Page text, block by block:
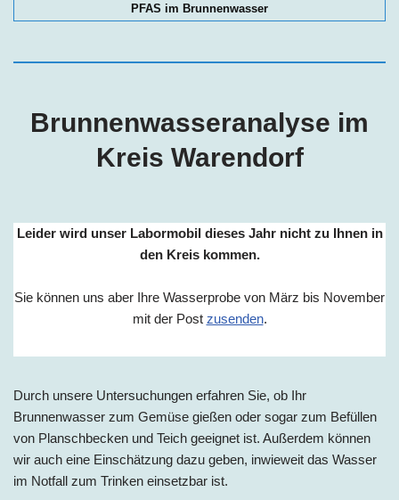
PFAS im Brunnenwasser
Brunnenwasseranalyse im
Kreis Warendorf
Leider wird unser Labormobil dieses Jahr nicht zu Ihnen in
den Kreis kommen.
Sie können uns aber Ihre Wasserprobe von März bis November
mit der Post zusenden.
Durch unsere Untersuchungen erfahren Sie, ob Ihr
Brunnenwasser zum Gemüse gießen oder sogar zum Befüllen
von Planschbecken und Teich geeignet ist. Außerdem können
wir auch eine Einschätzung dazu geben, inwieweit das Wasser
im Notfall zum Trinken einsetzbar ist.